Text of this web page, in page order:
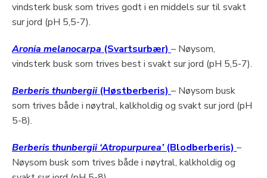
vindsterk busk som trives godt i en middels sur til svakt
sur jord (pH 5,5-7).
Aronia melanocarpa (Svartsurbær) – Nøysom,
vindsterk busk som trives best i svakt sur jord (pH 5,5-7).
Berberis thunbergii (Høstberberis) – Nøysom busk
som trives både i nøytral, kalkholdig og svakt sur jord (pH
5-8).
Berberis thunbergii ‘Atropurpurea’ (Blodberberis) –
Nøysom busk som trives både i nøytral, kalkholdig og